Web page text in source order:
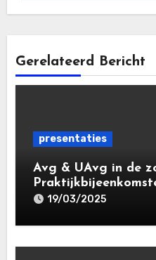
Gerelateerd Bericht
presentaties
Avg & UAvg in de
19/03/2025